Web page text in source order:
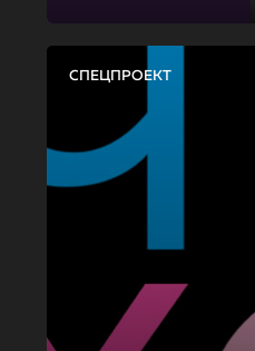
СПЕЦПРОЕКТ